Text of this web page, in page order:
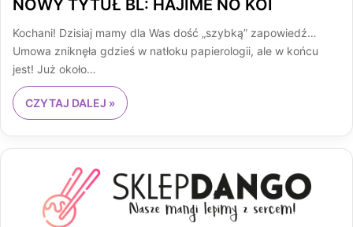
NOWY TYTUŁ BL: HAJIME NO KOI
Kochani! Dzisiaj mamy dla Was dość „szybką” zapowiedź…
Umowa zniknęła gdzieś w natłoku papierologii, ale w końcu
jest! Już około…
CZYTAJ DALEJ »